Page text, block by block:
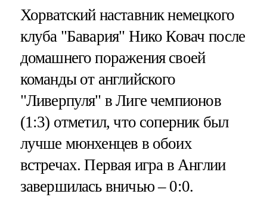
Хорватский наставник немецкого
клуба "Бавария" Нико Ковач после
домашнего поражения своей
команды от английского
"Ливерпуля" в Лиге чемпионов
(1:3) отметил, что соперник был
лучше мюнхенцев в обоих
встречах. Первая игра в Англии
завершилась вничью – 0:0.